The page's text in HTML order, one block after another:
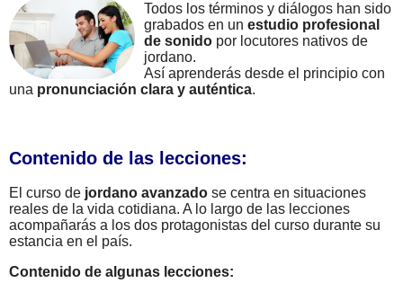
Todos los términos y diálogos han sido
grabados en un estudio profesional
de sonido por locutores nativos de
jordano.
Así aprenderás desde el principio con
una pronunciación clara y auténtica.
Contenido de las lecciones:
El curso de jordano avanzado se centra en situaciones
reales de la vida cotidiana. A lo largo de las lecciones
acompañarás a los dos protagonistas del curso durante su
estancia en el país.
Contenido de algunas lecciones: